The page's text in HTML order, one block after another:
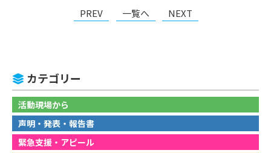
PREV 一覧へ NEXT
カテゴリー
活動現場から
声明・発表・報告書
緊急支援・アピール